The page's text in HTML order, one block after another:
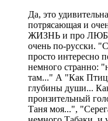
Да, это
потрясающая и
ЖИЗНЬ и про
очень по-русски.
просто интересно
немного странно:
там..." А "Как
глубины души...
пронзительный
Таня моя...",